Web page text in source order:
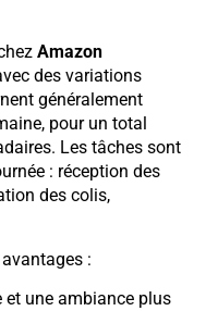
Amazon
des variations
généralement
pour un total
Les tâches sont
: réception des
des colis,
:
et une ambiance plus